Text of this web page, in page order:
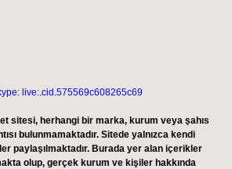
live:.cid.575569c608265c69
sitesi, herhangi bir marka, kurum veya şahıs
bulunmamaktadır. Sitede yalnızca kendi
paylaşılmaktadır. Burada yer alan içerikler
olup, gerçek kurum ve kişiler hakkında